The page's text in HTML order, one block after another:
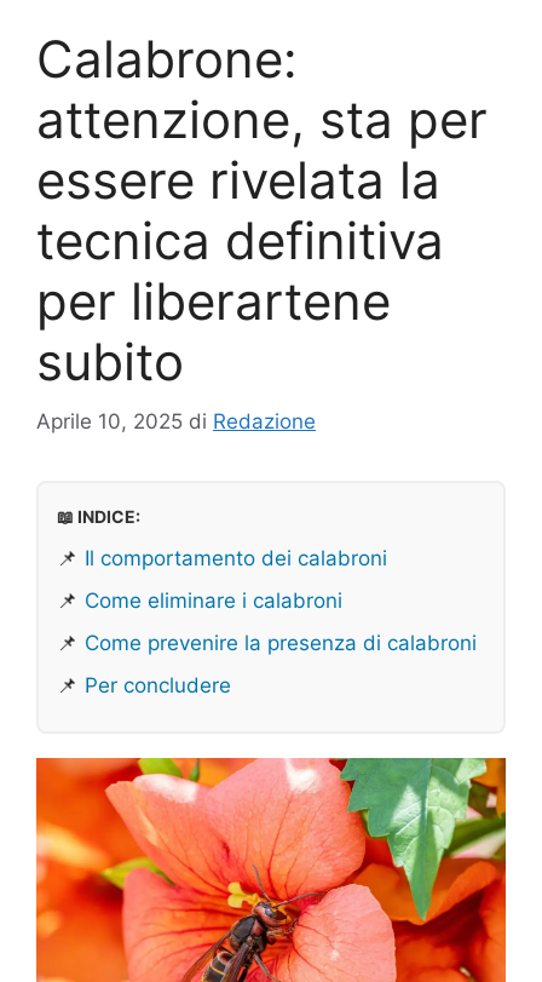
Calabrone:
attenzione, sta per
essere rivelata la
tecnica definitiva
per liberartene
subito
Aprile 10, 2025 di Redazione
📖 INDICE:
📌 Il comportamento dei calabroni
📌 Come eliminare i calabroni
📌 Come prevenire la presenza di calabroni
📌 Per concludere